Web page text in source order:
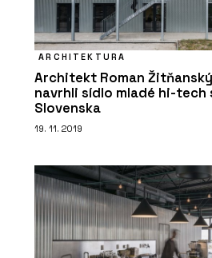
ARCHITEKTURA
Architekt Roman
navrhli sídlo mladé hi-
Slovenska
19. 11. 2019